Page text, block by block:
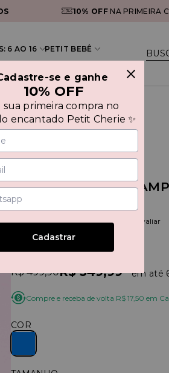
10% OFFNA PRIMEIRA
6 AO 16
PETIT BEBÊ
VESTIDO COM
E LAÇOS
(0) Seja o primeiro a avaliar
R$ 499,90R$ 349,99
Compre e receba de volta R$ 17,50 em
COR
se e ganhe
10% OFF
sua primeira compra no
encantado Petit Cherie ✨
Cadastrar